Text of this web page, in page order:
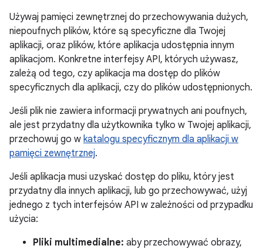
Używaj pamięci zewnętrznej do przechowywania dużych,
niepoufnych plików, które są specyficzne dla Twojej
aplikacji, oraz plików, które aplikacja udostępnia innym
aplikacjom. Konkretne interfejsy API, których używasz,
zależą od tego, czy aplikacja ma dostęp do plików
specyficznych dla aplikacji, czy do plików udostępnionych.
Jeśli plik nie zawiera informacji prywatnych ani poufnych,
ale jest przydatny dla użytkownika tylko w Twojej aplikacji,
przechowuj go w katalogu specyficznym dla aplikacji w
pamięci zewnętrznej.
Jeśli aplikacja musi uzyskać dostęp do pliku, który jest
przydatny dla innych aplikacji, lub go przechowywać, użyj
jednego z tych interfejsów API w zależności od przypadku
użycia:
Pliki multimedialne: aby przechowywać obrazy,